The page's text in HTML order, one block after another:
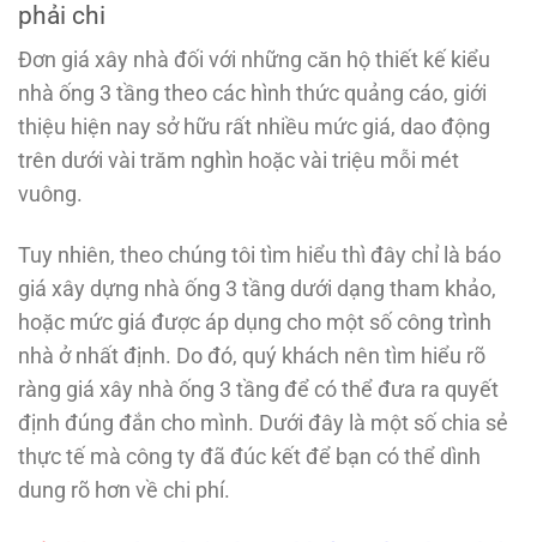
phải chi
Đơn giá xây nhà đối với những căn hộ thiết kế kiểu
nhà ống 3 tầng theo các hình thức quảng cáo, giới
thiệu hiện nay sở hữu rất nhiều mức giá, dao động
trên dưới vài trăm nghìn hoặc vài triệu mỗi mét
vuông.
Tuy nhiên, theo chúng tôi tìm hiểu thì đây chỉ là báo
giá xây dựng nhà ống 3 tầng dưới dạng tham khảo,
hoặc mức giá được áp dụng cho một số công trình
nhà ở nhất định. Do đó, quý khách nên tìm hiểu rõ
ràng giá xây nhà ống 3 tầng để có thể đưa ra quyết
định đúng đắn cho mình. Dưới đây là một số chia sẻ
thực tế mà công ty đã đúc kết để bạn có thể dình
dung rõ hơn về chi phí.